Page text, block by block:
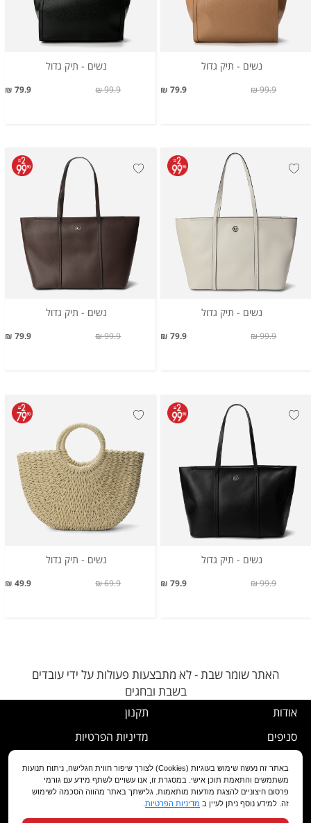
נשים - תיק גדול
79.9 ₪ 99.9 ₪
נשים - תיק גדול
79.9 ₪ 99.9 ₪
נשים - תיק גדול
79.9 ₪ 99.9 ₪
נשים - תיק גדול
79.9 ₪ 99.9 ₪
נשים - תיק גדול
79.9 ₪ 99.9 ₪
נשים - תיק גדול
49.9 ₪ 69.9 ₪
האתר שומר שבת - לא מתבצעות פעולות על ידי עובדים
בשבת ובחגים
אודות
סניפים
שירות לקוחות
מועדון לקוחות
תקנון
מדיניות הפרטיות
נוהל ביטול עסקה
מדיניות החלפה/החזרה/ביטול
הצהרת נגישות
באתר זה נעשה שימוש בעוגיות (Cookies) לצורך שיפור חווית הגלישה, ניתוח תנועות
משתמשים והתאמת תוכן אישי. במסגרת זו, אנו עשויים לשתף מידע עם גורמי
פרסום חיצוניים להצגת מודעות מותאמות. גלישתך באתר מהווה הסכמה לשימוש
זה. למידע נוסף ניתן לעיין ב מדיניות הפרטיות